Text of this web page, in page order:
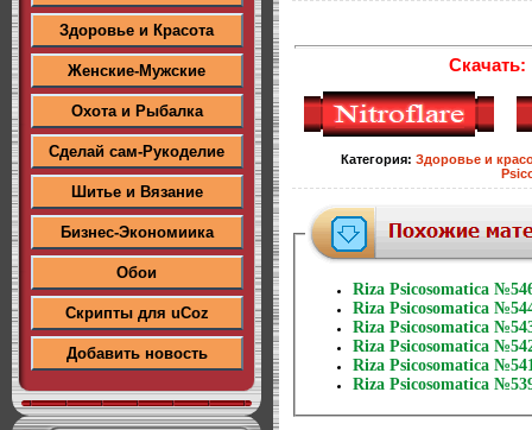
Здоровье и Красота
Женские-Мужские
Охота и Рыбалка
Сделай сам-Рукоделие
Шитье и Вязание
Бизнес-Экономиика
Обои
Скрипты для uCoz
Добавить новость
Скачать:
Категория: Здоровье и
Riza Psicosomatica
Riza Psicosomatica
Riza Psicosomatica
Riza Psicosomatica
Riza Psicosomatica
Riza Psicosomatica